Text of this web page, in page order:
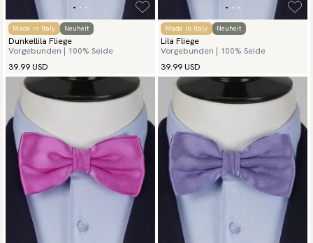
Made in Italy Neuheit
Dunkellila Fliege
Vorgebunden | 100% Seide
39.99 USD
Made in Italy Neuheit
Lila Fliege
Vorgebunden | 100% Seide
39.99 USD